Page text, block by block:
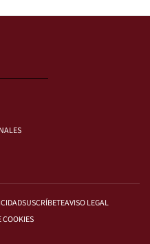
SUSCRÍBETEAVISO LEGAL
COOKIES